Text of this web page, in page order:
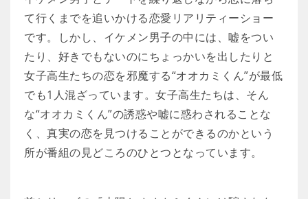
て行くまでを追いかける恋愛リアリティーショー
です。しかし、イケメン男子の中には、嘘をつい
たり、好きでもないのにちょっかいを出したりと
女子高生たちの恋を邪魔する“オオカミくん”が最低
でも1人混ざっています。女子高生たちは、そん
な“オオカミくん”の誘惑や嘘に惑わされることな
く、真実の恋を見つけることができるのかという
所が番組の見どころのひとつとなっています。